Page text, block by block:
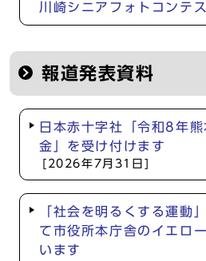
川崎シニアフォトコンテ
報道発表資料
日本赤十字社「令和8年
金」を受け付けます
[2026年7月31日]
「社会を明るくする運動
て市役所本庁舎のイエロ
います